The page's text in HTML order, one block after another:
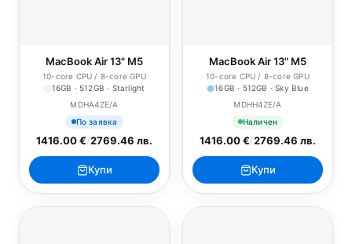
MacBook Air 13" M5
10-core CPU / 8-core GPU
16GB · 512GB · Starlight
MDHA4ZE/A
По заявка
1416.00 €/2769.46 лв.
Купи
MacBook Air 13" M5
10-core CPU / 8-core GPU
16GB · 512GB · Sky Blue
MDHH4ZE/A
Наличен
1416.00 €/2769.46 лв.
Купи